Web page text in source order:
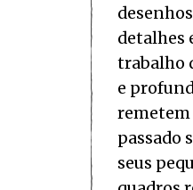
detalhes
trabalho
e
remetem
passado
seus